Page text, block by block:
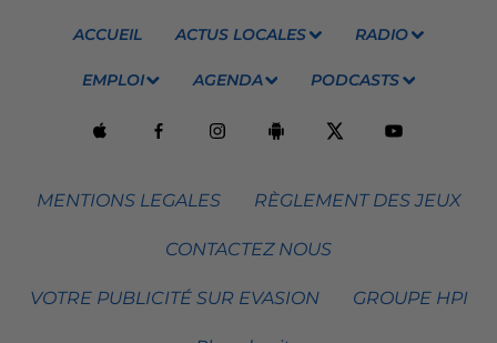
ACCUEIL ACTUS LOCALES RADIO
EMPLOI AGENDA PODCASTS
MENTIONS LEGALES RÈGLEMENT DES JEUX
CONTACTEZ NOUS
VOTRE PUBLICITÉ SUR EVASION GROUPE HPI